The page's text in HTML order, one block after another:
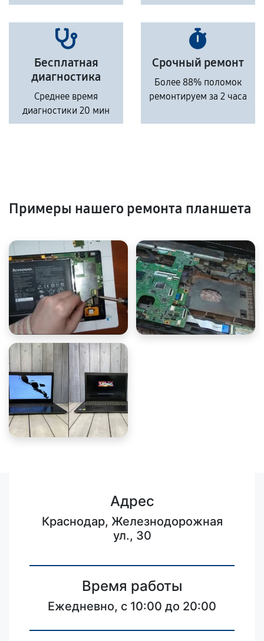
Бесплатная
диагностика
Среднее время
диагностики 20 мин
Срочный ремонт
Более 88% поломок
ремонтируем за 2 часа
Примеры нашего ремонта планшета
Адрес
Краснодар, Железнодорожная
ул., 30
Время работы
Ежедневно, с 10:00 до 20:00